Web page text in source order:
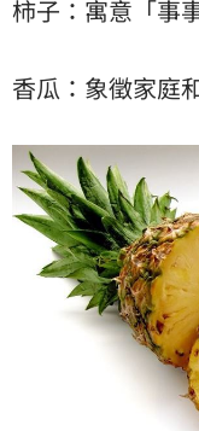
柿子：寓意「事
香瓜：象徵家庭